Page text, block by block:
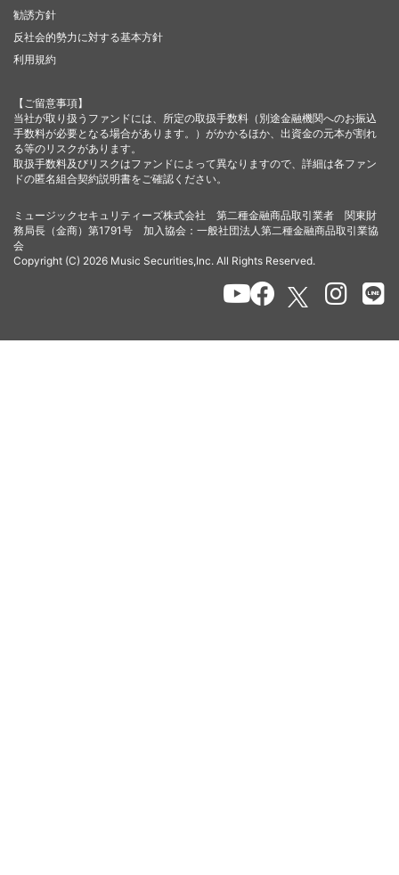
勧誘方針
反社会的勢力に対する基本方針
利用規約
【ご留意事項】
当社が取り扱うファンドには、所定の取扱手数料（別途金融機関へのお振込
手数料が必要となる場合があります。）がかかるほか、出資金の元本が割れ
る等のリスクがあります。
取扱手数料及びリスクはファンドによって異なりますので、詳細は各ファン
ドの匿名組合契約説明書をご確認ください。
ミュージックセキュリティーズ株式会社 第二種金融商品取引業者 関東財
務局長（金商）第1791号 加入協会：一般社団法人第二種金融商品取引業協
会
Copyright (C) 2026 Music Securities,Inc. All Rights Reserved.